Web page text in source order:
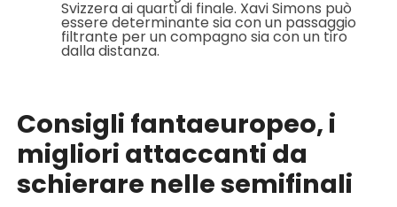
Svizzera ai quarti di finale. Xavi Simons può
essere determinante sia con un passaggio
filtrante per un compagno sia con un tiro
dalla distanza.
Consigli fantaeuropeo, i
migliori attaccanti da
schierare nelle semifinali